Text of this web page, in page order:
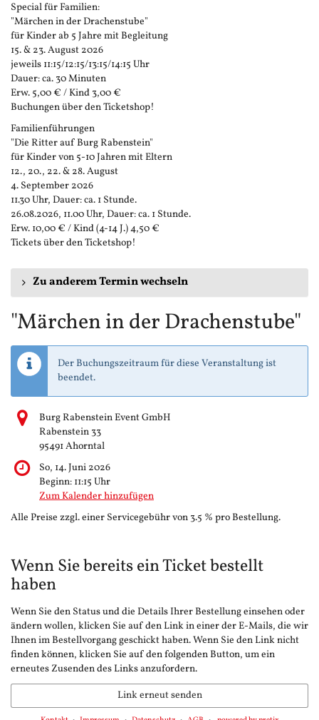
Special für Familien:
"Märchen in der Drachenstube"
für Kinder ab 5 Jahre mit Begleitung
15. & 23. August 2026
jeweils 11:15/12:15/13:15/14:15 Uhr
Dauer: ca. 30 Minuten
Erw. 5,00 € / Kind 3,00 €
Buchungen über den Ticketshop!
Familienführungen
"Die Ritter auf Burg Rabenstein"
für Kinder von 5-10 Jahren mit Eltern
12., 20., 22. & 28. August
4. September 2026
11.30 Uhr, Dauer: ca. 1 Stunde.
26.08.2026, 11.00 Uhr, Dauer: ca. 1 Stunde.
Erw. 10,00 € / Kind (4-14 J.) 4,50 €
Tickets über den Ticketshop!
Zu anderem Termin wechseln
"Märchen in der Drachenstube"
Der Buchungszeitraum für diese Veranstaltung ist
beendet.
Burg Rabenstein Event GmbH
Rabenstein 33
95491 Ahorntal
So, 14. Juni 2026
Beginn: 11:15 Uhr
Zum Kalender hinzufügen
Alle Preise zzgl. einer Servicegebühr von 3.5 % pro Bestellung.
Wenn Sie bereits ein Ticket bestellt
haben
Wenn Sie den Status und die Details Ihrer Bestellung einsehen oder
ändern wollen, klicken Sie auf den Link in einer der E-Mails, die wir
Ihnen im Bestellvorgang geschickt haben. Wenn Sie den Link nicht
finden können, klicken Sie auf den folgenden Button, um ein
erneutes Zusenden des Links anzufordern.
Link erneut senden